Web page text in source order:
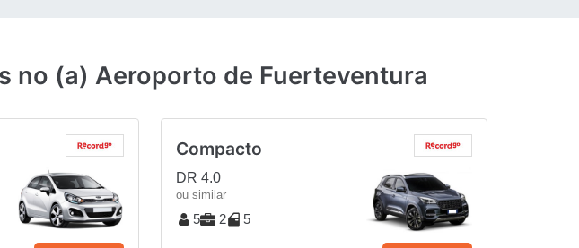
no (a) Aeroporto de Fuerteventura
Compacto
DR 4.0
ou similar
5 2 5